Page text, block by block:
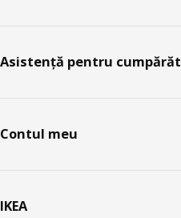
Asistență pentru
Contul meu
IKEA